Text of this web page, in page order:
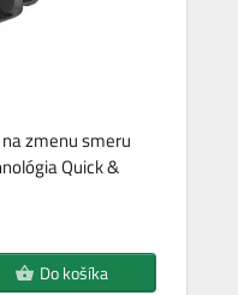
zmenu smeru
Quick &
Do košíka